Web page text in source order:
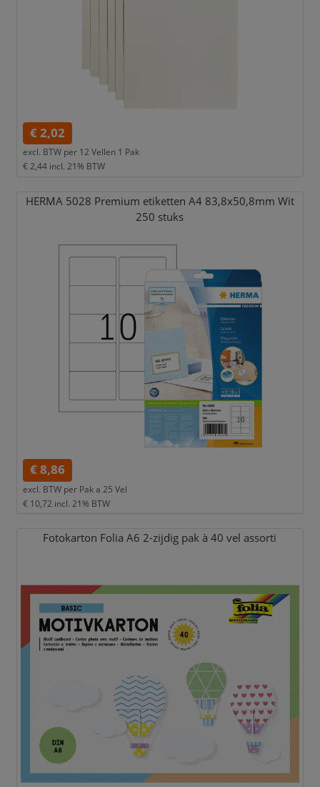
€ 2,02
excl. BTW per 12 Vellen 1 Pak
€ 2,44 incl. 21% BTW
HERMA 5028 Premium etiketten A4 83,8x50,8mm Wit
250 stuks
€ 8,86
excl. BTW per Pak a 25 Vel
€ 10,72 incl. 21% BTW
Fotokarton Folia A6 2-zijdig pak à 40 vel assorti